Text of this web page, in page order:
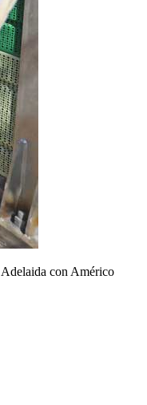
con Américo